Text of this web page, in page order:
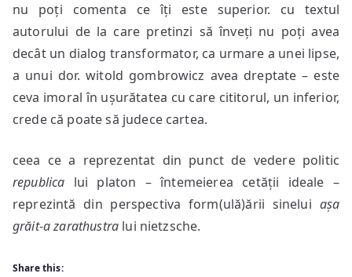
nu poți comenta ce îți este superior. cu textul
autorului de la care pretinzi să înveți nu poți avea
decât un dialog transformator, ca urmare a unei lipse,
a unui dor. witold gombrowicz avea dreptate – este
ceva imoral în ușurătatea cu care cititorul, un inferior,
crede că poate să judece cartea.
ceea ce a reprezentat din punct de vedere politic
republica lui platon – întemeierea cetății ideale –
reprezintă din perspectiva form(ulă)ării sinelui așa
grăit-a zarathustra lui nietzsche.
Share this: